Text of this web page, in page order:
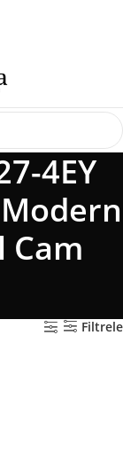
Taksit Fırsatı
4EY
Cam
Filtrele